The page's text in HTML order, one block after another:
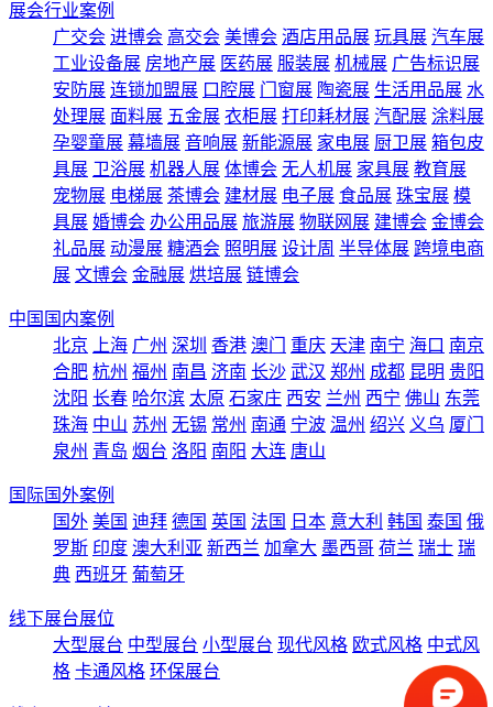
展会行业案例
广交会 进博会 高交会 美博会 酒店用品展 玩具展 汽车展
工业设备展 房地产展 医药展 服装展 机械展 广告标识展
安防展 连锁加盟展 口腔展 门窗展 陶瓷展 生活用品展 水
处理展 面料展 五金展 衣柜展 打印耗材展 汽配展 涂料展
孕婴童展 幕墙展 音响展 新能源展 家电展 厨卫展 箱包皮
具展 卫浴展 机器人展 体博会 无人机展 家具展 教育展
宠物展 电梯展 茶博会 建材展 电子展 食品展 珠宝展 模
具展 婚博会 办公用品展 旅游展 物联网展 建博会 金博会
礼品展 动漫展 糖酒会 照明展 设计周 半导体展 跨境电商
展 文博会 金融展 烘培展 链博会
中国国内案例
北京
上海 广州 深圳 香港 澳门 重庆 天津 南宁 海口 南京
合肥 杭州 福州 南昌 济南 长沙 武汉 郑州 成都 昆明 贵阳
沈阳 长春 哈尔滨 太原 石家庄 西安 兰州 西宁 佛山 东莞
珠海 中山 苏州 无锡 常州 南通 宁波 温州 绍兴 义乌 厦门
泉州 青岛 烟台 洛阳 南阳 大连 唐山
国际国外案例
国外 美国 迪拜 德国 英国 法国 日本 意大利 韩国 泰国 俄
罗斯 印度 澳大利亚 新西兰 加拿大 墨西哥 荷兰 瑞士 瑞
典 西班牙 葡萄牙
线下展台展位
大型展台 中型展台 小型展台 现代风格 欧式风格 中式风
格 卡通风格 环保展台